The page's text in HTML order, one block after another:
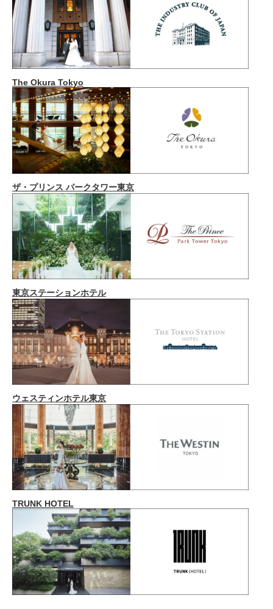
The Okura Tokyo
ザ・プリンス パークタワー東京
東京ステーションホテル
ウェスティンホテル東京
TRUNK HOTEL